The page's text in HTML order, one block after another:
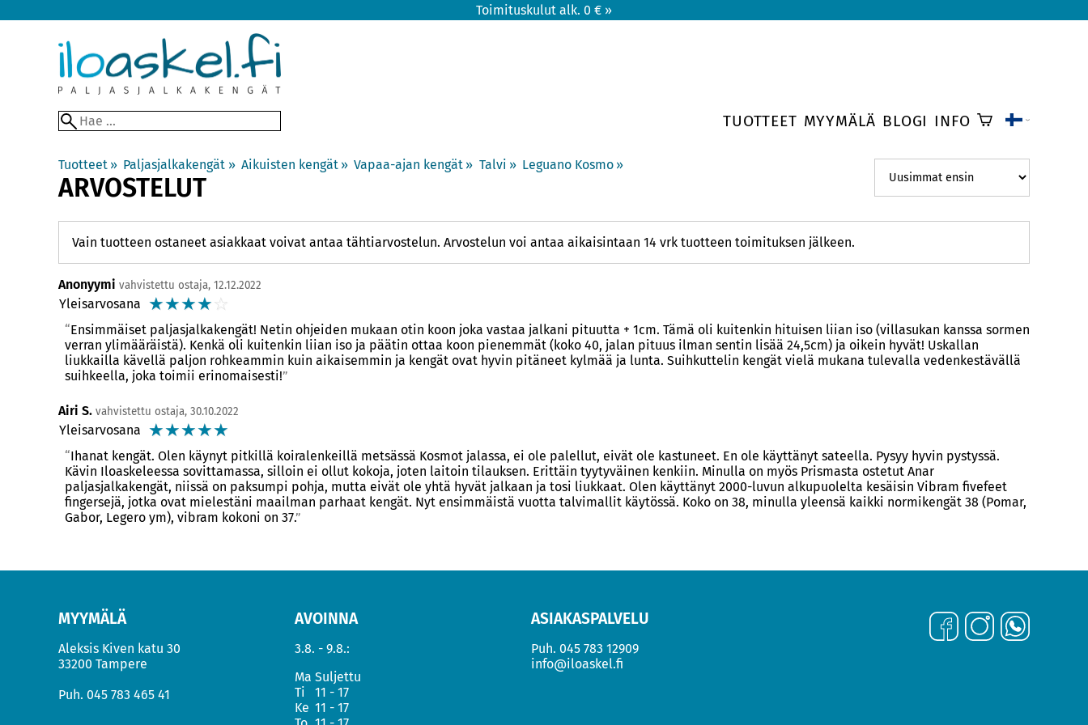
Toimituskulut alk. 0 € »
TUOTTEET MYYMÄLÄ BLOGI INFO
Tuotteet ‪» Paljasjalkakengät ‪» Aikuisten kengät ‪» Vapaa-ajan kengät ‪» Talvi ‪» Leguano Kosmo ‪»
ARVOSTELUT
Vain tuotteen ostaneet asiakkaat voivat antaa tähtiarvostelun. Arvostelun voi antaa aikaisintaan 14 vrk tuotteen toimituksen jälkeen.
Anonyymi vahvistettu ostaja, 12.12.2022
Yleisarvosana ☆☆☆☆☆
Ensimmäiset paljasjalkakengät! Netin ohjeiden mukaan otin koon joka vastaa jalkani pituutta + 1cm. Tämä oli kuitenkin hituisen liian iso (villasukan kanssa sormen
verran ylimääräistä). Kenkä oli kuitenkin liian iso ja päätin ottaa koon pienemmät (koko 40, jalan pituus ilman sentin lisää 24,5cm) ja oikein hyvät! Uskallan
liukkailla kävellä paljon rohkeammin kuin aikaisemmin ja kengät ovat hyvin pitäneet kylmää ja lunta. Suihkuttelin kengät vielä mukana tulevalla vedenkestävällä
suihkeella, joka toimii erinomaisesti!
Airi S. vahvistettu ostaja, 30.10.2022
Yleisarvosana ☆☆☆☆☆
Ihanat kengät. Olen käynyt pitkillä koiralenkeillä metsässä Kosmot jalassa, ei ole palellut, eivät ole kastuneet. En ole käyttänyt sateella. Pysyy hyvin pystyssä.
Kävin Iloaskeleessa sovittamassa, silloin ei ollut kokoja, joten laitoin tilauksen. Erittäin tyytyväinen kenkiin. Minulla on myös Prismasta ostetut Anar
paljasjalkakengät, niissä on paksumpi pohja, mutta eivät ole yhtä hyvät jalkaan ja tosi liukkaat. Olen käyttänyt 2000-luvun alkupuolelta kesäisin Vibram fivefeet
fingersejä, jotka ovat mielestäni maailman parhaat kengät. Nyt ensimmäistä vuotta talvimallit käytössä. Koko on 38, minulla yleensä kaikki normikengät 38 (Pomar,
Gabor, Legero ym), vibram kokoni on 37.
MYYMÄLÄ
Aleksis Kiven katu 30
33200 Tampere
Puh. 045 783 465 41
AVOINNA
3.8. - 9.8.:
Ma Suljettu
Ti
11 - 17
Ke 11 - 17
ASIAKASPALVELU
Puh. 045 783 12909
info@iloaskel.fi